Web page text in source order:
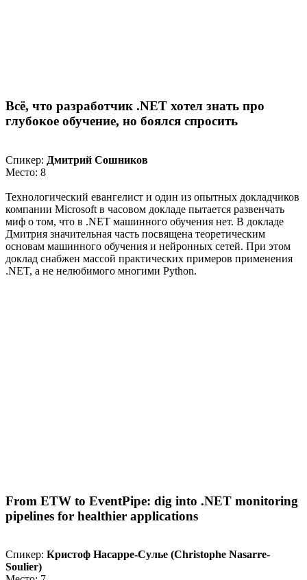
Всё, что разработчик .NET хотел знать про
глубокое обучение, но боялся спросить
Спикер: Дмитрий Сошников
Место: 8
Технологический евангелист и один из опытных докладчиков
компании Microsoft в часовом докладе пытается развенчать
миф о том, что в .NET машинного обучения нет. В докладе
Дмитрия значительная часть посвящена теоретическим
основам машинного обучения и нейронных сетей. При этом
доклад снабжен массой практических примеров применения
.NET, а не нелюбимого многими Python.
From ETW to EventPipe: dig into .NET monitoring
pipelines for healthier applications
Спикер: Кристоф Насарре-Сулье (Christophe Nasarre-
Soulier)